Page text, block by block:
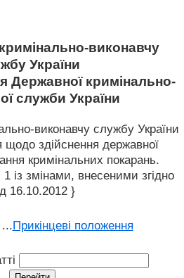
виконавчу
України
Державної кримінально-
служби України
виконавчу службу України
щодо здійснення державної
кримінальних покарань.
із змінами, внесеними згідно
16.10.2012 }
...Прикінцеві положення